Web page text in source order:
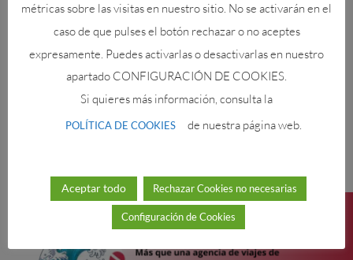
Mikomoto: donde los martillos bailan con la
corriente.
La tortuga marina, icono viviente del océano
japonés.
Todo sobre los corales: los arquitectos del mar
Toyama: donde el océano guarda secretos gigantes
métricas sobre las visitas en nuestro sitio. No se activarán en el
caso de que pulses el botón rechazar o no aceptes
expresamente. Puedes activarlas o desactivarlas en nuestro
apartado CONFIGURACIÓN DE COOKIES.
Si quieres más información, consulta la
POLÍTICA DE COOKIES de nuestra página web.
Aceptar todo Rechazar Cookies no necesarias
Configuración de Cookies